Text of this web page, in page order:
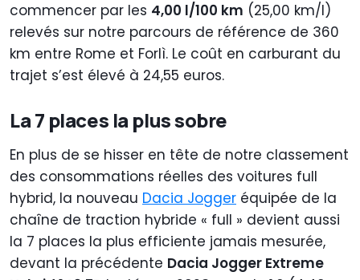
commencer par les 4,00 l/100 km (25,00 km/l)
relevés sur notre parcours de référence de 360
km entre Rome et Forlì. Le coût en carburant du
trajet s’est élevé à 24,55 euros.
La 7 places la plus sobre
En plus de se hisser en tête de notre classement
des consommations réelles des voitures full
hybrid, la nouveau Dacia Jogger équipée de la
chaîne de traction hybride « full » devient aussi
la 7 places la plus efficiente jamais mesurée,
devant la précédente Dacia Jogger Extreme